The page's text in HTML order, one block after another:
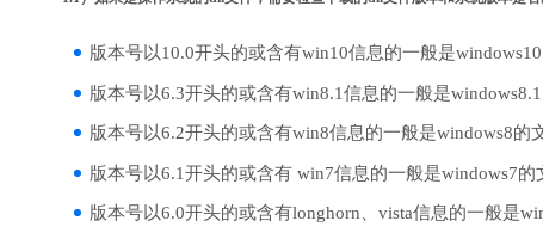
版本号以10.0开头的或含有win10信息的一般是
版本号以6.3开头的或含有win8.1信息的一般是
版本号以6.2开头的或含有win8信息的一般是windows8的
版本号以6.1开头的或含有 win7信息的一般是windows7的
版本号以6.0开头的或含有longhorn、vista信息的一般是